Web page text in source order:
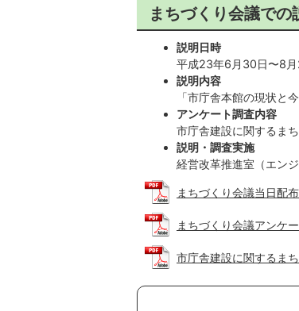
まちづくり会議で
説明日時
平成23年6月30日〜8
説明内容
「市庁舎本館の現状と
アンケート調査内容
市庁舎建設に関するま
説明・調査実施
経営改革推進室（エンジ
まちづくり会議当日配
まちづくり会議アンケ
市庁舎建設に関するま